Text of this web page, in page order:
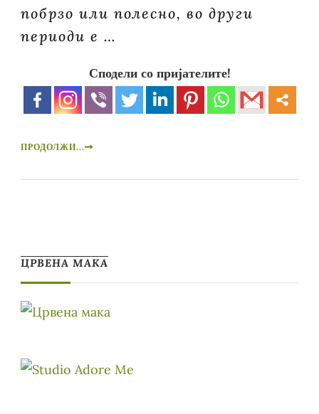
побрзо или полесно, во други
периоди е …
Сподели со пријателите!
ПРОДОЛЖИ...
ЦРВЕНА МАКА